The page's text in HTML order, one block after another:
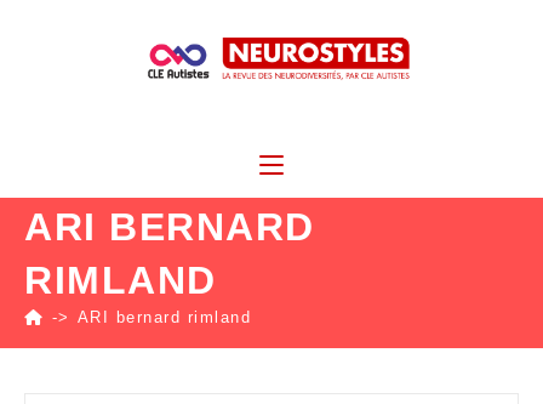
ARI BERNARD
RIMLAND
-> ARI bernard rimland